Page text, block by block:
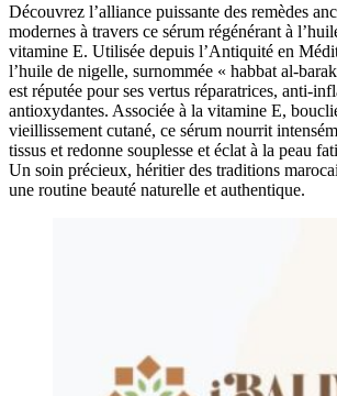
Découvrez l’alliance puissante des remèdes
modernes à travers ce sérum régénérant à
vitamine E. Utilisée depuis l’Antiquité en
l’huile de nigelle, surnommée « habbat al-
est réputée pour ses vertus réparatrices, anti-
antioxydantes. Associée à la vitamine E,
vieillissement cutané, ce sérum nourrit
tissus et redonne souplesse et éclat à la peau
Un soin précieux, héritier des traditions
une routine beauté naturelle et authentique.